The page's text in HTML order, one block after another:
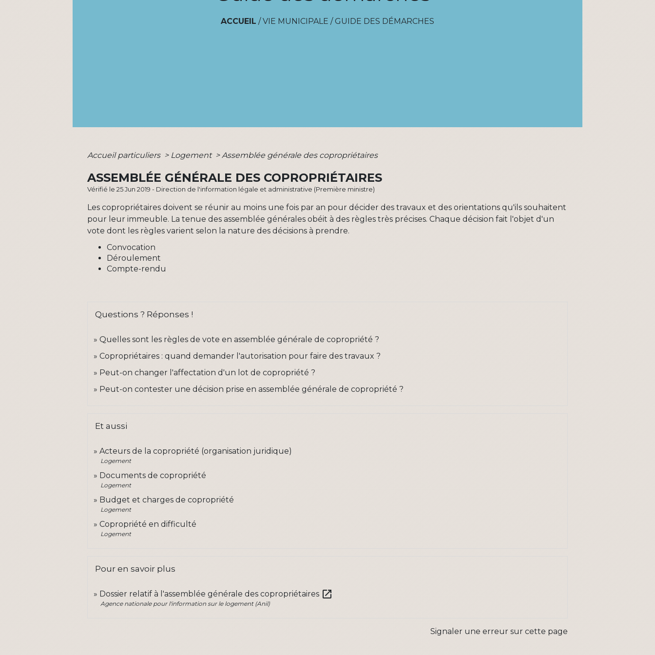
ACCUEIL /VIE MUNICIPALE / GUIDE DES DÉMARCHES
Accueil particuliers > Logement > Assemblée générale des copropriétaires
ASSEMBLÉE GÉNÉRALE DES COPROPRIÉTAIRES
Vérifié le 25 Jun 2019 - Direction de l'information légale et administrative (Première ministre)
Les copropriétaires doivent se réunir au moins une fois par an pour décider des travaux et des orientations qu'ils souhaitent
pour leur immeuble. La tenue des assemblée générales obéit à des règles très précises. Chaque décision fait l'objet d'un
vote dont les règles varient selon la nature des décisions à prendre.
Convocation
Déroulement
Compte-rendu
Questions ? Réponses !
Quelles sont les règles de vote en assemblée générale de copropriété ?
Copropriétaires : quand demander l'autorisation pour faire des travaux ?
Peut-on changer l'affectation d'un lot de copropriété ?
Peut-on contester une décision prise en assemblée générale de copropriété ?
Et aussi
Acteurs de la copropriété (organisation juridique)
Logement
Documents de copropriété
Logement
Budget et charges de copropriété
Logement
Copropriété en difficulté
Logement
Pour en savoir plus
Dossier relatif à l'assemblée générale des copropriétaires open_in_new
Agence nationale pour l'information sur le logement (Anil)
Signaler une erreur sur cette page